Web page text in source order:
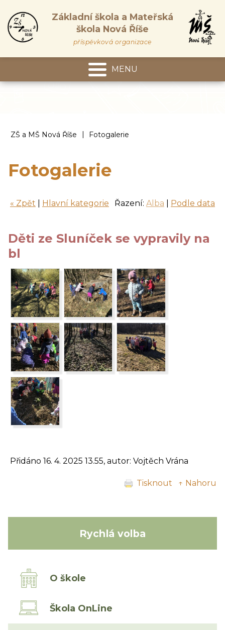
Základní škola a Mateřská
škola Nová Říše
příspěvková organizace
MENU
ZŠ a MŠ Nová Říše | Fotogalerie
Fotogalerie
Řazení: Alba Podle data
« Zpět Hlavní kategorie
Děti ze Sluníček se vypravily na
bl
Přidáno 16. 4. 2025 13.55, autor: Vojtěch Vrána
Tisknout ↑ Nahoru
Rychlá volba
O škole
Škola OnLine